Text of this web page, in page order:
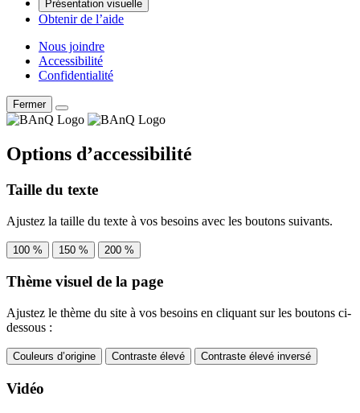
Présentation visuelle
Obtenir de l’aide
Nous joindre
Accessibilité
Confidentialité
Fermer
Options d’accessibilité
Taille du texte
Ajustez la taille du texte à vos besoins avec les boutons suivants.
100 % 150 % 200 %
Thème visuel de la page
Ajustez le thème du site à vos besoins en cliquant sur les boutons ci-
dessous :
Couleurs d’origine Contraste élevé Contraste élevé inversé
Vidéo